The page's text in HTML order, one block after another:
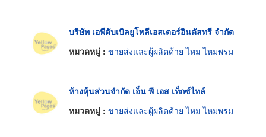
บริษัท เอพีดับเบิลยูโพลีเอสเตอร์อินดัสทรี จำกัด
หมวดหมู่ : ขายส่งและผู้ผลิตด้าย ไหม ไหมพรม
ห้างหุ้นส่วนจำกัด เอ็น พี เอส เท็กซ์ไทล์
หมวดหมู่ : ขายส่งและผู้ผลิตด้าย ไหม ไหมพรม